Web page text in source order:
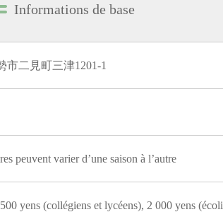
Informations de base
二見町三津1201-1
peuvent varier d’une saison à l’autre
yens (collégiens et lycéens), 2 000 yens